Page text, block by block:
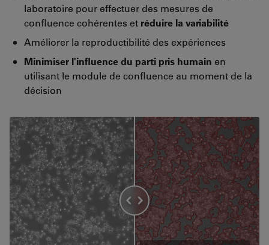
laboratoire pour effectuer des mesures de
confluence cohérentes et réduire la variabilité
Améliorer la reproductibilité des expériences
Minimiser l'influence du parti pris humain en
utilisant le module de confluence au moment de la
décision